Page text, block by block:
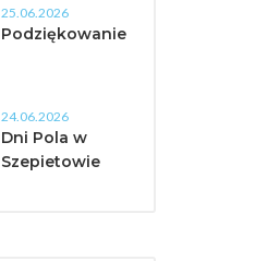
25.06.2026
Podziękowanie
24.06.2026
Dni Pola w
Szepietowie